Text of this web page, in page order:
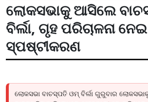
ଲୋକସଭାକୁ ଆସିଲେ
ବିର୍ଲା, ଗୃହ ପରିଚାଳନା
ସ୍ପଷ୍ଟୀକରଣ
ଲୋକସଭା ବାଚସ୍ପତି ଓମ୍‌ ବିର୍ଲା ଗୁରୁବାର